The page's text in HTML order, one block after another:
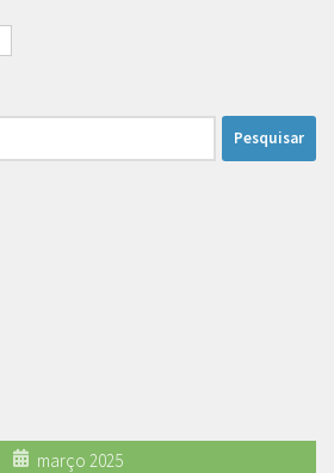
março 2025